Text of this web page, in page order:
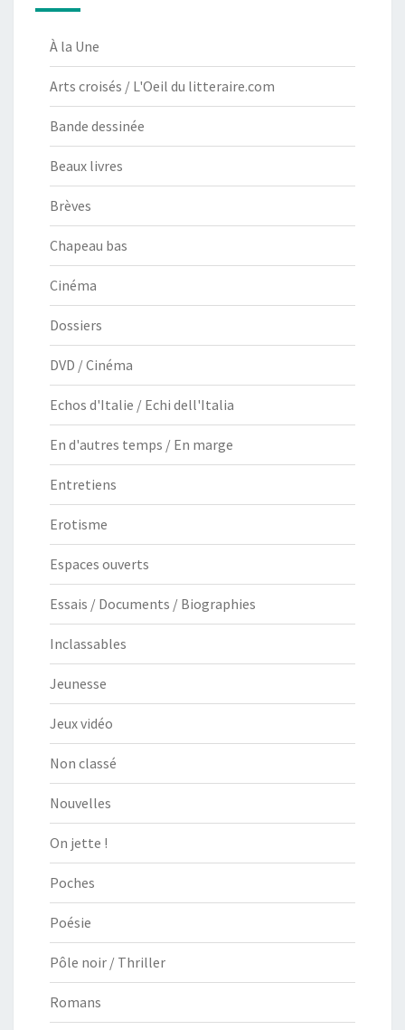
À la Une
Arts croisés / L'Oeil du litteraire.com
Bande dessinée
Beaux livres
Brèves
Chapeau bas
Cinéma
Dossiers
DVD / Cinéma
Echos d'Italie / Echi dell'Italia
En d'autres temps / En marge
Entretiens
Erotisme
Espaces ouverts
Essais / Documents / Biographies
Inclassables
Jeunesse
Jeux vidéo
Non classé
Nouvelles
On jette !
Poches
Poésie
Pôle noir / Thriller
Romans